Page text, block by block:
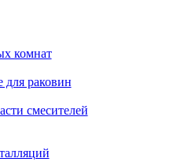
комнат
раковин
смесителей